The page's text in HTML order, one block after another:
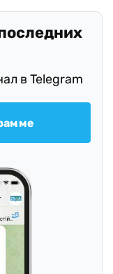
в Telegram